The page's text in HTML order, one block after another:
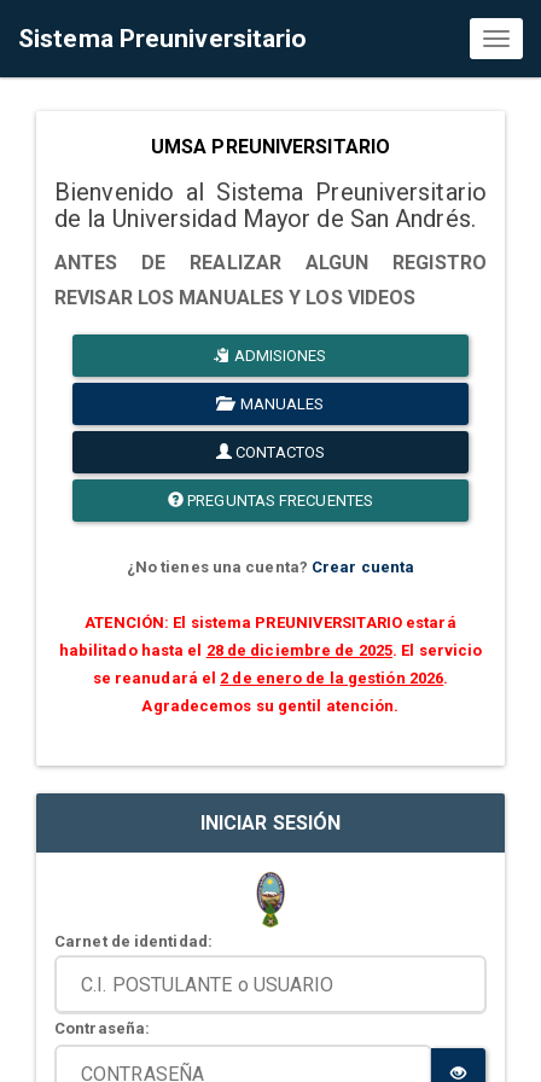
Sistema Preuniversitario
UMSA PREUNIVERSITARIO
Bienvenido al Sistema Preuniversitario
de la Universidad Mayor de San Andrés.
ANTES DE REALIZAR ALGUN REGISTRO
REVISAR LOS MANUALES Y LOS VIDEOS
ADMISIONES
MANUALES
CONTACTOS
PREGUNTAS FRECUENTES
¿No tienes una cuenta? Crear cuenta
ATENCIÓN: El sistema PREUNIVERSITARIO estará
habilitado hasta el 28 de diciembre de 2025. El servicio
se reanudará el 2 de enero de la gestión 2026.
Agradecemos su gentil atención.
INICIAR SESIÓN
Carnet de identidad:
Contraseña: